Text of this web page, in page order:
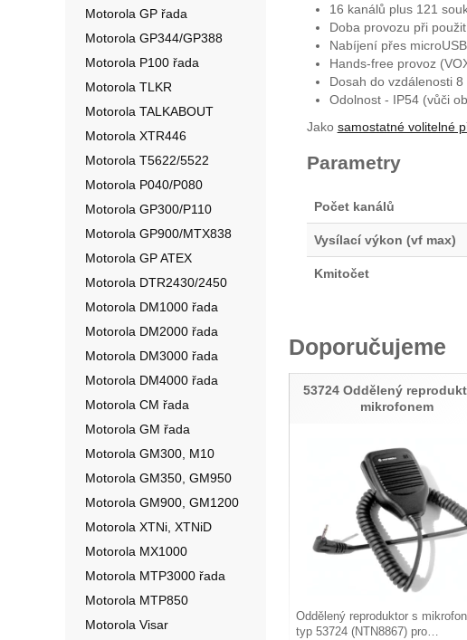
16 kanálů plus 121
Doba provozu při
Nabíjení přes
Hands-free provoz
Dosah do vzdálenosti
Odolnost - IP54 (vůči
Jako samostatné volitelné
Parametry
Počet kanálů
Vysílací výkon (vf max)
Kmitočet
Doporučujeme
53724 Oddělený
mikrofonem
Oddělený reproduktor s
typ 53724 (NTN8867) pro…
Motorola GP řada
Motorola GP344/GP388
Motorola P100 řada
Motorola TLKR
Motorola TALKABOUT
Motorola XTR446
Motorola T5622/5522
Motorola P040/P080
Motorola GP300/P110
Motorola GP900/MTX838
Motorola GP ATEX
Motorola DTR2430/2450
Motorola DM1000 řada
Motorola DM2000 řada
Motorola DM3000 řada
Motorola DM4000 řada
Motorola CM řada
Motorola GM řada
Motorola GM300, M10
Motorola GM350, GM950
Motorola GM900, GM1200
Motorola XTNi, XTNiD
Motorola MX1000
Motorola MTP3000 řada
Motorola MTP850
Motorola Visar